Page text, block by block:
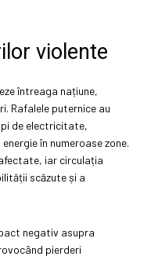
violente
întreaga națiune,
Rafalele puternice au
de electricitate,
în numeroase zone.
iar circulația
scăzute și a
negativ asupra
pierderi